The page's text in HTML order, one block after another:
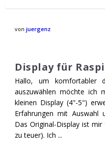
von juergenz
Display für Raspi
Hallo, um komfortabler
auszuwählen möchte ich
kleinen Display (4"-5")
Erfahrungen mit Auswahl
Das Original-Display ist
zu teuer). Ich ...